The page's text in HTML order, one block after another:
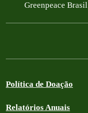
Greenpeace Brasil
Política de Doação
Relatórios Anuais